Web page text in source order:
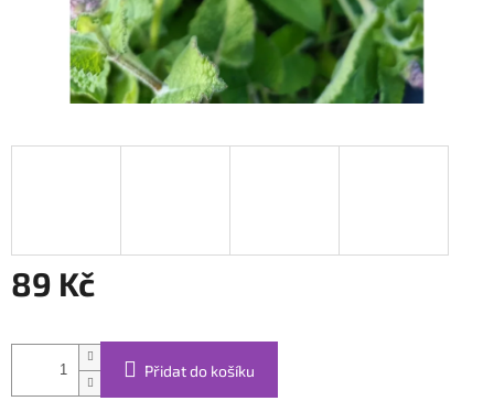
89 Kč
cena:
Přidat do košíku